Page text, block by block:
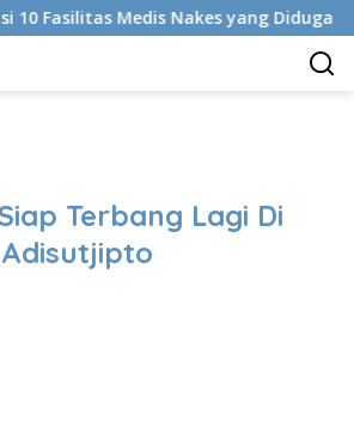
Medis Nakes yang Diduga Komentar
Terbang Lagi Di